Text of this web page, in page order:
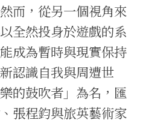
而，從另一個視角來
全然投身於遊戲的系
成為暫時與現實保持
認識自我與周遭世
的鼓吹者」為名，匯
張程鈞與旅英藝術家